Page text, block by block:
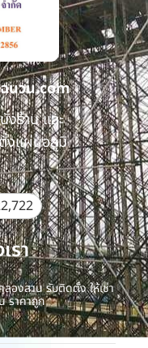
นวน.com
งร้าน และ
งแผ่นอลูมิ
รา
องสาน รับติดตั้ง ให้เช่า
ราคาถูก